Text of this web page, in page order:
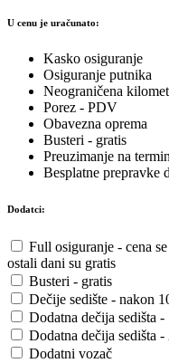
U cenu je uračunato:
Kasko osiguranje
Osiguranje putnika
Neograničena
Porez - PDV
Obavezna oprema
Busteri - gratis
Preuzimanje na
Besplatne prepravke
Dodatci:
Full osiguranje - cena
ostali dani su gratis
Busteri - gratis
Dečije sedište - nakon
Dodatna dečija sedišta -
Dodatna dečija sedišta -
Dodatni vozač